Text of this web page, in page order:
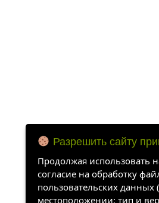
Разрешить сайту
Продолжая использовать
согласие на обработку
пользовательских данных
местоположении; тип и